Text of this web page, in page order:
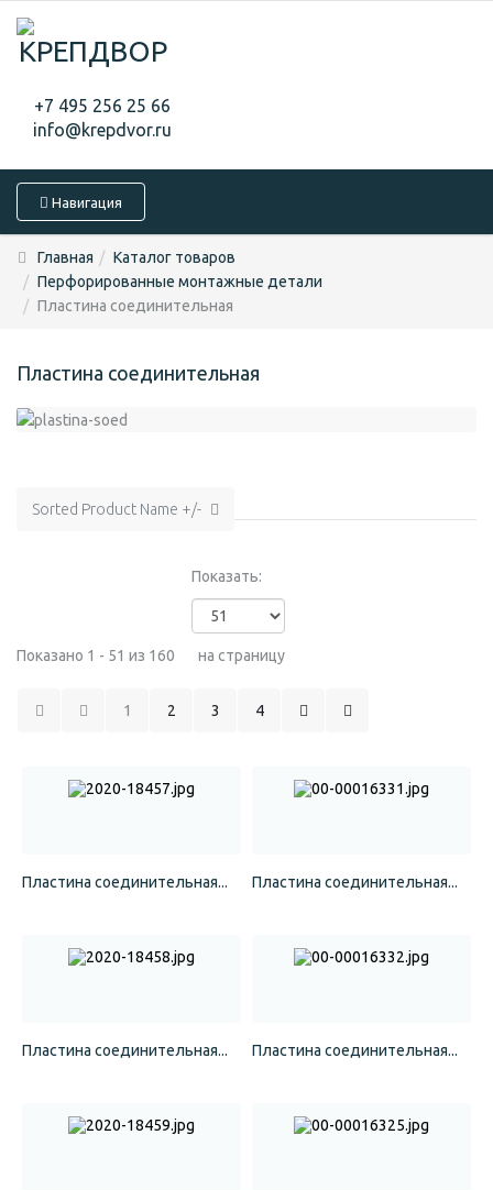
+7 495 256 25 66
info@krepdvor.ru
Навигация
Главная
Каталог товаров
Перфорированные монтажные детали
Пластина соединительная
Пластина соединительная
Sorted Product Name +/-
Показано 1 - 51 из 160
Показать:
на страницу
1 2 3 4
Пластина соединительная... Пластина соединительная...
Пластина соединительная... Пластина соединительная...